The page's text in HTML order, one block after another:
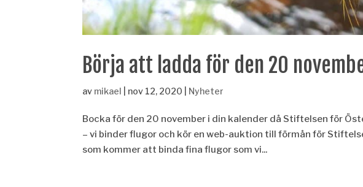
Börja att ladda för den 20
av mikael nov 12, 2020 Nyheter
Bocka för den 20 november i din kalender då Stiftelsen för
– vi binder flugor och kör en web-auktion till förmån för
som kommer att binda fina flugor som vi...